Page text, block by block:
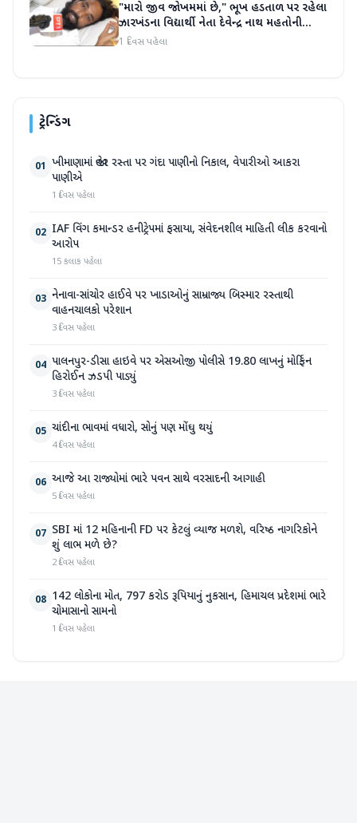
"મારો જીવ જોખમમાં છે," ભૂખ હડતાળ પર રહેલા
ઝારખંડના વિદ્યાર્થી નેતા દેવેન્દ્ર નાથ મહતોની
તબિયત ખરાબ
1 દિવસ પહેલા
ટ્રેન્ડિંગ
01 ખીમાણામાં જાહેર રસ્તા પર ગંદા પાણીનો નિકાલ, વેપારીઓ આકરા
પાણીએ
1 દિવસ પહેલા
02 IAF વિંગ કમાન્ડર હનીટ્રેપમાં ફસાયા, સંવેદનશીલ માહિતી લીક કરવાનો
આરોપ
15 કલાક પહેલા
03 નેનાવા-સાંચોર હાઈવે પર ખાડાઓનું સામ્રાજ્ય બિસ્માર રસ્તાથી
વાહનચાલકો પરેશાન
3 દિવસ પહેલા
04 પાલનપુર-ડીસા હાઇવે પર એસઓજી પોલીસે 19.80 લાખનું મોર્ફિન
હિરોઈન ઝડપી પાડ્યું
3 દિવસ પહેલા
05 ચાંદીના ભાવમાં વધારો, સોનું પણ મોંઘુ થયું
4 દિવસ પહેલા
06 આજે આ રાજ્યોમાં ભારે પવન સાથે વરસાદની આગાહી
5 દિવસ પહેલા
07 SBI માં 12 મહિનાની FD પર કેટલું વ્યાજ મળશે, વરિષ્ઠ નાગરિકોને
શું લાભ મળે છે?
2 દિવસ પહેલા
08 142 લોકોના મોત, 797 કરોડ રૂપિયાનું નુકસાન, હિમાચલ પ્રદેશમાં ભારે
ચોમાસાનો સામનો
1 દિવસ પહેલા